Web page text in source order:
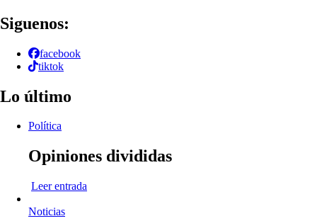
Siguenos:
facebook
tiktok
Lo último
Política
Opiniones divididas
Leer entrada
Noticias